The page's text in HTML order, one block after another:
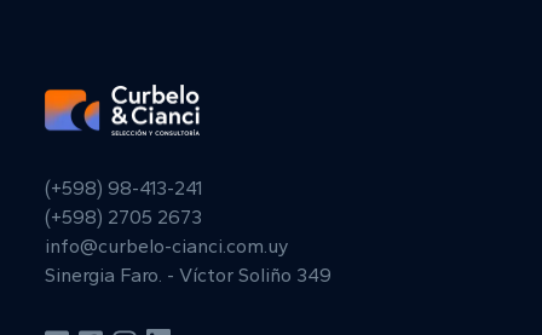
(+598) 98-413-241
(+598) 2705 2673
info@curbelo-cianci.com.uy
Sinergia Faro. - Víctor Soliño 349